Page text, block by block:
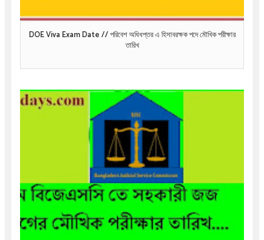
DOE Viva Exam Date // পরিবেশ অধিধপ্তর এ হিসাবরক্ষক পদে মৌখিক পরীক্ষার
তারিখ